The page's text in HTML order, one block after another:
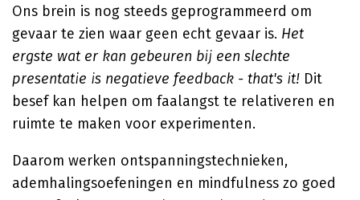
Ons brein is nog steeds geprogrammeerd om
gevaar te zien waar geen echt gevaar is. Het
ergste wat er kan gebeuren bij een slechte
presentatie is negatieve feedback - that's it! Dit
besef kan helpen om faalangst te relativeren en
ruimte te maken voor experimenten.
Daarom werken ontspanningstechnieken,
ademhalingsoefeningen en mindfulness zo goed